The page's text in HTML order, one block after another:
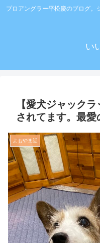
プロアングラー平松慶のブログ。
い
【愛犬ジャック
されてます。最愛
よもやま話